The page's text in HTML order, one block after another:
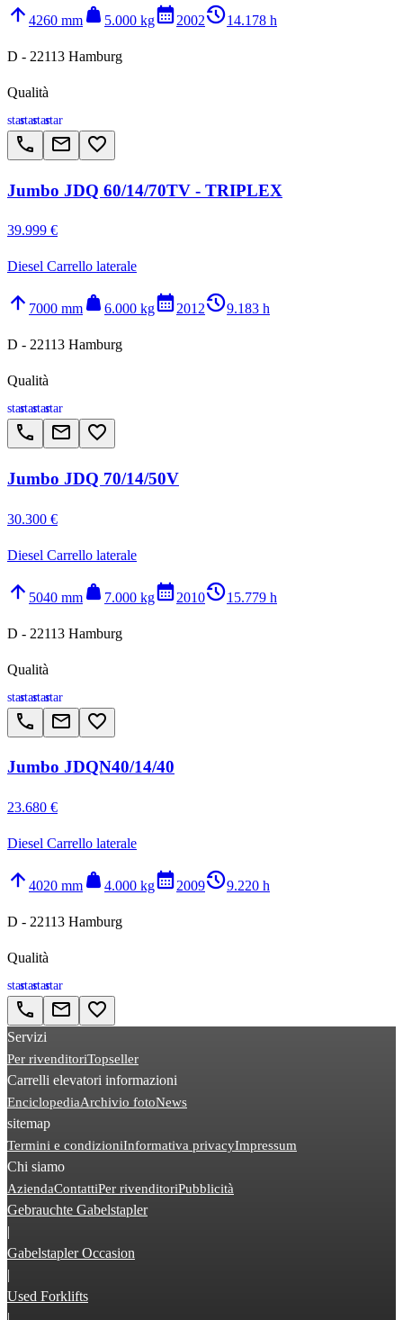
arrow_upward 4260 mm weight 5.000 kgcalendar_month2002history_214.178 h
D - 22113 Hamburg
Qualità
starstarstarstar
call email favorite_border
Jumbo JDQ 60/14/70TV - TRIPLEX
39.999 €
Diesel Carrello laterale
arrow_upward 7000 mm weight 6.000 kgcalendar_month2012history_29.183 h
D - 22113 Hamburg
Qualità
starstarstarstar
call email favorite_border
Jumbo JDQ 70/14/50V
30.300 €
Diesel Carrello laterale
arrow_upward 5040 mm weight 7.000 kgcalendar_month2010history_215.779 h
D - 22113 Hamburg
Qualità
starstarstarstar
call email favorite_border
Jumbo JDQN40/14/40
23.680 €
Diesel Carrello laterale
arrow_upward 4020 mm weight 4.000 kgcalendar_month2009history_29.220 h
D - 22113 Hamburg
Qualità
starstarstarstar
call email favorite_border
Servizi
Per rivenditoriTopseller
Carrelli elevatori informazioni
EnciclopediaArchivio fotoNews
sitemap
Termini e condizioniInformativa privacyImpressum
Chi siamo
AziendaContattiPer rivenditoriPubblicità
Gebrauchte Gabelstapler
|
Gabelstapler Occasion
|
Used Forklifts